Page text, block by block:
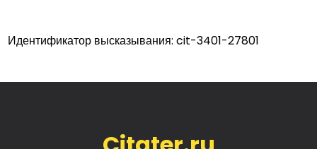
Идентификатор высказывания: cit-3401-27801